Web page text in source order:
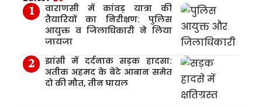
वाराणसी में कांवड़ यात्रा की
तैयारियों का निरीक्षण: पुलिस
आयुक्त व जिलाधिकारी ने लिया
जायजा
झांसी में दर्दनाक सड़क हादसा:
अतीक अहमद के बेटे आबान समेत
दो की मौत, तीन घायल